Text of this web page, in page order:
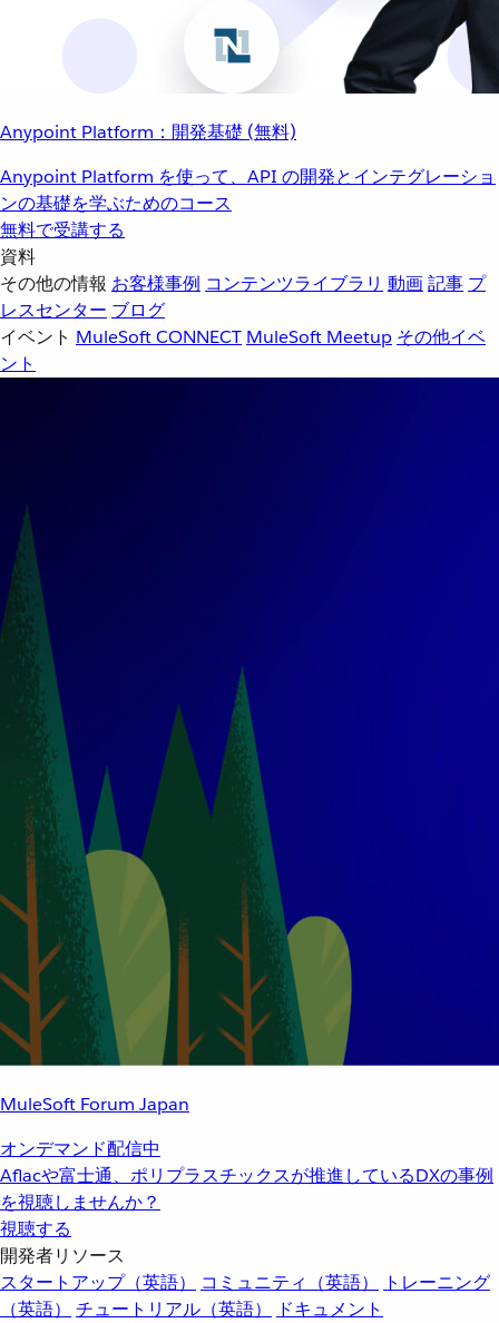
Anypoint Platform：開発基礎 (無料)
Anypoint Platform を使って、API の開発とインテグレーショ
ンの基礎を学ぶためのコース
無料で受講する
資料
その他の情報 お客様事例 コンテンツライブラリ 動画記事 プ
レスセンター ブログ
イベント MuleSoft CONNECT MuleSoft Meetup その他イベ
ント
MuleSoft Forum Japan
オンデマンド配信中
Aflacや富士通、ポリプラスチックスが推進しているDXの事例
を視聴しませんか？
視聴する
開発者リソース
スタートアップ（英語）
コミュニティ（英語）
トレーニング
（英語）
チュートリアル（英語）
ドキュメント